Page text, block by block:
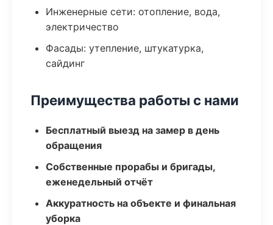
Инженерные сети: отопление, вода,
электричество
Фасады: утепление, штукатурка,
сайдинг
Преимущества работы с нами
Бесплатный выезд на замер в день
обращения
Собственные прорабы и бригады,
еженедельный отчёт
Аккуратность на объекте и финальная
уборка